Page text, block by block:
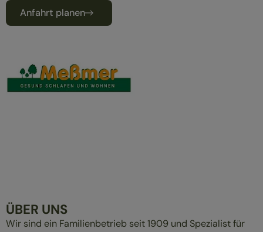
Anfahrt planen
ÜBER UNS
Wir sind ein Familienbetrieb seit 1909 und Spezialist für